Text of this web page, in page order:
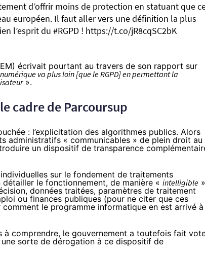
d’offrir moins de protection en statuant que
européen. Il faut aller vers une définition la plus
l’esprit du #RGPD ! https://t.co/jR8cqSC2bK
écrivait pourtant au travers de son rapport sur
va plus loin [que le RGPD] en permettant la
».
cadre de Parcoursup
: l’explicitation des algorithmes publics. Alors
administratifs « communicables » de plein droit au
un dispositif de transparence
sur le fondement de traitements
le fonctionnement, de manière « intelligible
données traitées, paramètres de traitement
ou finances publiques (pour ne citer que ces
le programme informatique en est arrivé à
comprendre, le gouvernement a toutefois fait
sorte de dérogation à ce dispositif de